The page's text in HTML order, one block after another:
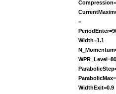
=
Width=1.1
WPR_Level=80
WidthExit=0.9